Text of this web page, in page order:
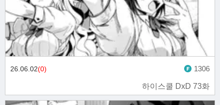
하이스쿨 DxD 73화
26.06.02(0) 1306